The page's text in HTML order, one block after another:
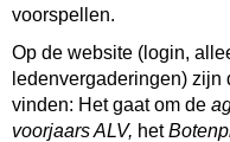
voorspellen.
Op de website (login,
ledenvergaderingen) zijn
vinden: Het gaat om de
voorjaars ALV, het